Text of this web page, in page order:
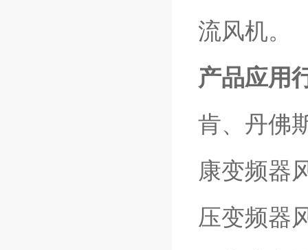
流风机。
产品应用
肯、丹佛
康变频器
压变频器